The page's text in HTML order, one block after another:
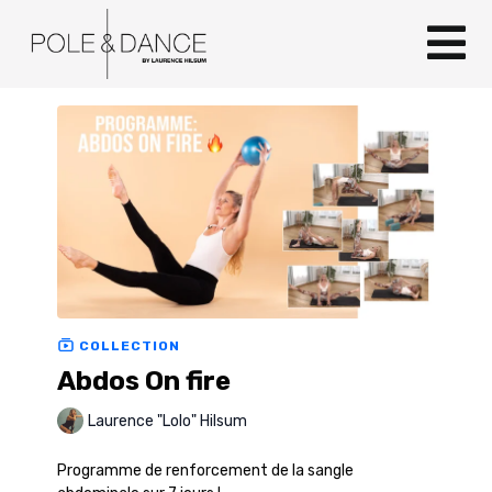
COLLECTION
Abdos On fire
Laurence "Lolo" Hilsum
Programme de renforcement de la sangle